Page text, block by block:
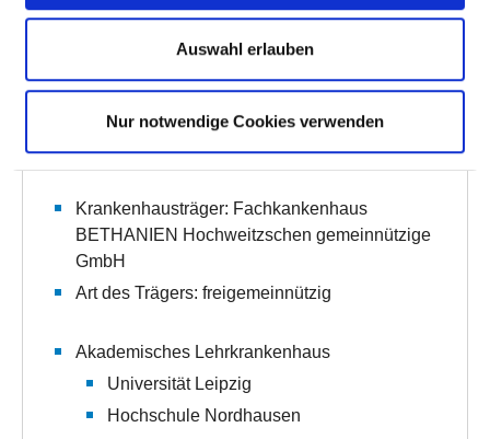
Auswahl erlauben
Nur notwendige Cookies verwenden
Anzahl Betten: 25
Anzahl der Fachabteilungen: 1
Teilstationäre Fallzahl: 180
Krankenhausträger: Fachkankenhaus
BETHANIEN Hochweitzschen gemeinnützige
GmbH
Art des Trägers: freigemeinnützig
Akademisches Lehrkrankenhaus
Universität Leipzig
Hochschule Nordhausen